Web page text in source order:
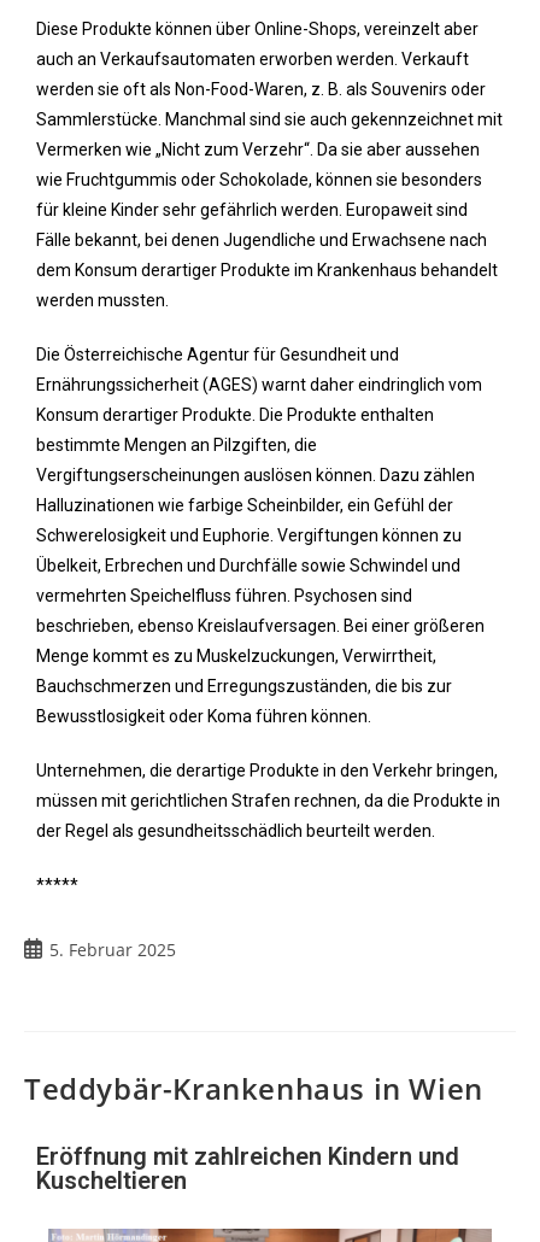
Diese Produkte können über Online-Shops, vereinzelt aber
auch an Verkaufsautomaten erworben werden. Verkauft
werden sie oft als Non-Food-Waren, z. B. als Souvenirs oder
Sammlerstücke. Manchmal sind sie auch gekennzeichnet mit
Vermerken wie „Nicht zum Verzehr“. Da sie aber aussehen
wie Fruchtgummis oder Schokolade, können sie besonders
für kleine Kinder sehr gefährlich werden. Europaweit sind
Fälle bekannt, bei denen Jugendliche und Erwachsene nach
dem Konsum derartiger Produkte im Krankenhaus behandelt
werden mussten.
Die Österreichische Agentur für Gesundheit und
Ernährungssicherheit (AGES) warnt daher eindringlich vom
Konsum derartiger Produkte. Die Produkte enthalten
bestimmte Mengen an Pilzgiften, die
Vergiftungserscheinungen auslösen können. Dazu zählen
Halluzinationen wie farbige Scheinbilder, ein Gefühl der
Schwerelosigkeit und Euphorie. Vergiftungen können zu
Übelkeit, Erbrechen und Durchfälle sowie Schwindel und
vermehrten Speichelfluss führen. Psychosen sind
beschrieben, ebenso Kreislaufversagen. Bei einer größeren
Menge kommt es zu Muskelzuckungen, Verwirrtheit,
Bauchschmerzen und Erregungszuständen, die bis zur
Bewusstlosigkeit oder Koma führen können.
Unternehmen, die derartige Produkte in den Verkehr bringen,
müssen mit gerichtlichen Strafen rechnen, da die Produkte in
der Regel als gesundheitsschädlich beurteilt werden.
*****
5. Februar 2025
Teddybär-Krankenhaus in Wien
Eröffnung mit zahlreichen Kindern und
Kuscheltieren